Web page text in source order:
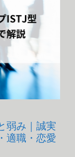
弱み｜誠実
適職・恋愛